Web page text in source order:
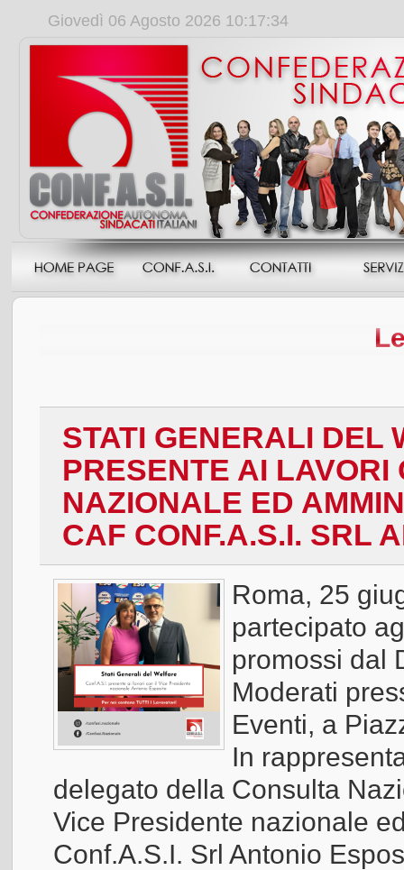
Giovedì 06 Agosto 2026 10:17:35
STATI GENERALI DEL
PRESENTE AI LAVORI
NAZIONALE ED
CAF CONF.A.S.I. SRL
Roma, 25
partecipato
promossi dal
Moderati
Eventi, a
In
delegato della Consulta
Vice Presidente nazionale
Conf.A.S.I. Srl Antonio